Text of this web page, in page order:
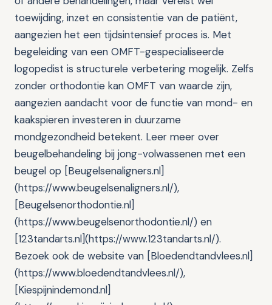
toewijding, inzet en consistentie van de patiënt,
aangezien het een tijdsintensief proces is. Met
begeleiding van een OMFT-gespecialiseerde
logopedist is structurele verbetering mogelijk. Zelfs
zonder orthodontie kan OMFT van waarde zijn,
aangezien aandacht voor de functie van mond- en
kaakspieren investeren in duurzame
mondgezondheid betekent. Leer meer over
beugelbehandeling bij jong-volwassenen met een
beugel op [Beugelsenaligners.nl]
(https://www.beugelsenaligners.nl/),
[Beugelsenorthodontie.nl]
(https://www.beugelsenorthodontie.nl/) en
[123tandarts.nl](https://www.123tandarts.nl/).
Bezoek ook de website van [Bloedendtandvlees.nl]
(https://www.bloedendtandvlees.nl/),
[Kiespijnindemond.nl]